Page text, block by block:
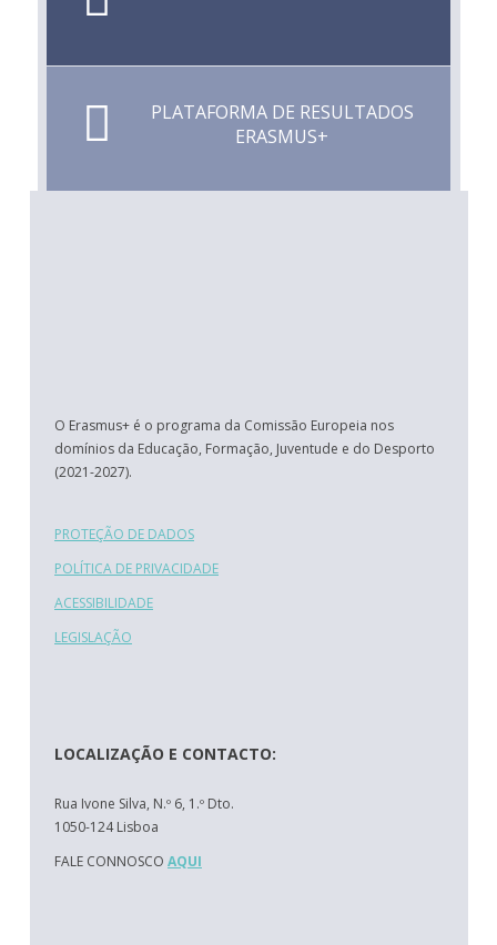
PLATAFORMA DE RESULTADOS
ERASMUS+
O Erasmus+ é o programa da Comissão Europeia nos
domínios da Educação, Formação, Juventude e do Desporto
(2021-2027).
PROTEÇÃO DE DADOS
POLÍTICA DE PRIVACIDADE
ACESSIBILIDADE
LEGISLAÇÃO
LOCALIZAÇÃO E CONTACTO:
Rua Ivone Silva, N.º 6, 1.º Dto.
1050-124 Lisboa
FALE CONNOSCO AQUI